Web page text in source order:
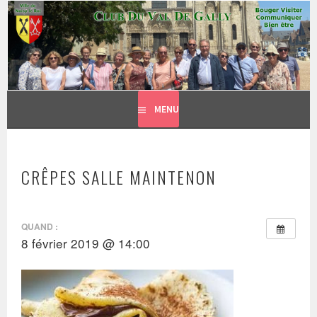
Aller
contenu
principal
CLUB DU VAL DE GALLY
BOUGER, VISITER, COMMUNIQUER = BIEN ÊTRE
MENU
CRÊPES SALLE MAINTENON
QUAND :
8 février 2019 @ 14:00